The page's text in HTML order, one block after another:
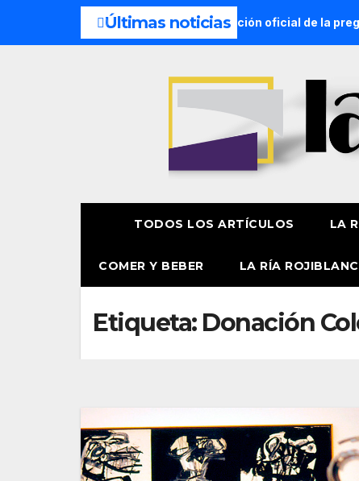
Últimas noticias
hoy? 7 de agosto Presentación oficial de la
TODOS LOS ARTÍCULOS LA
COMER Y BEBER LA RÍA
Etiqueta: Donación